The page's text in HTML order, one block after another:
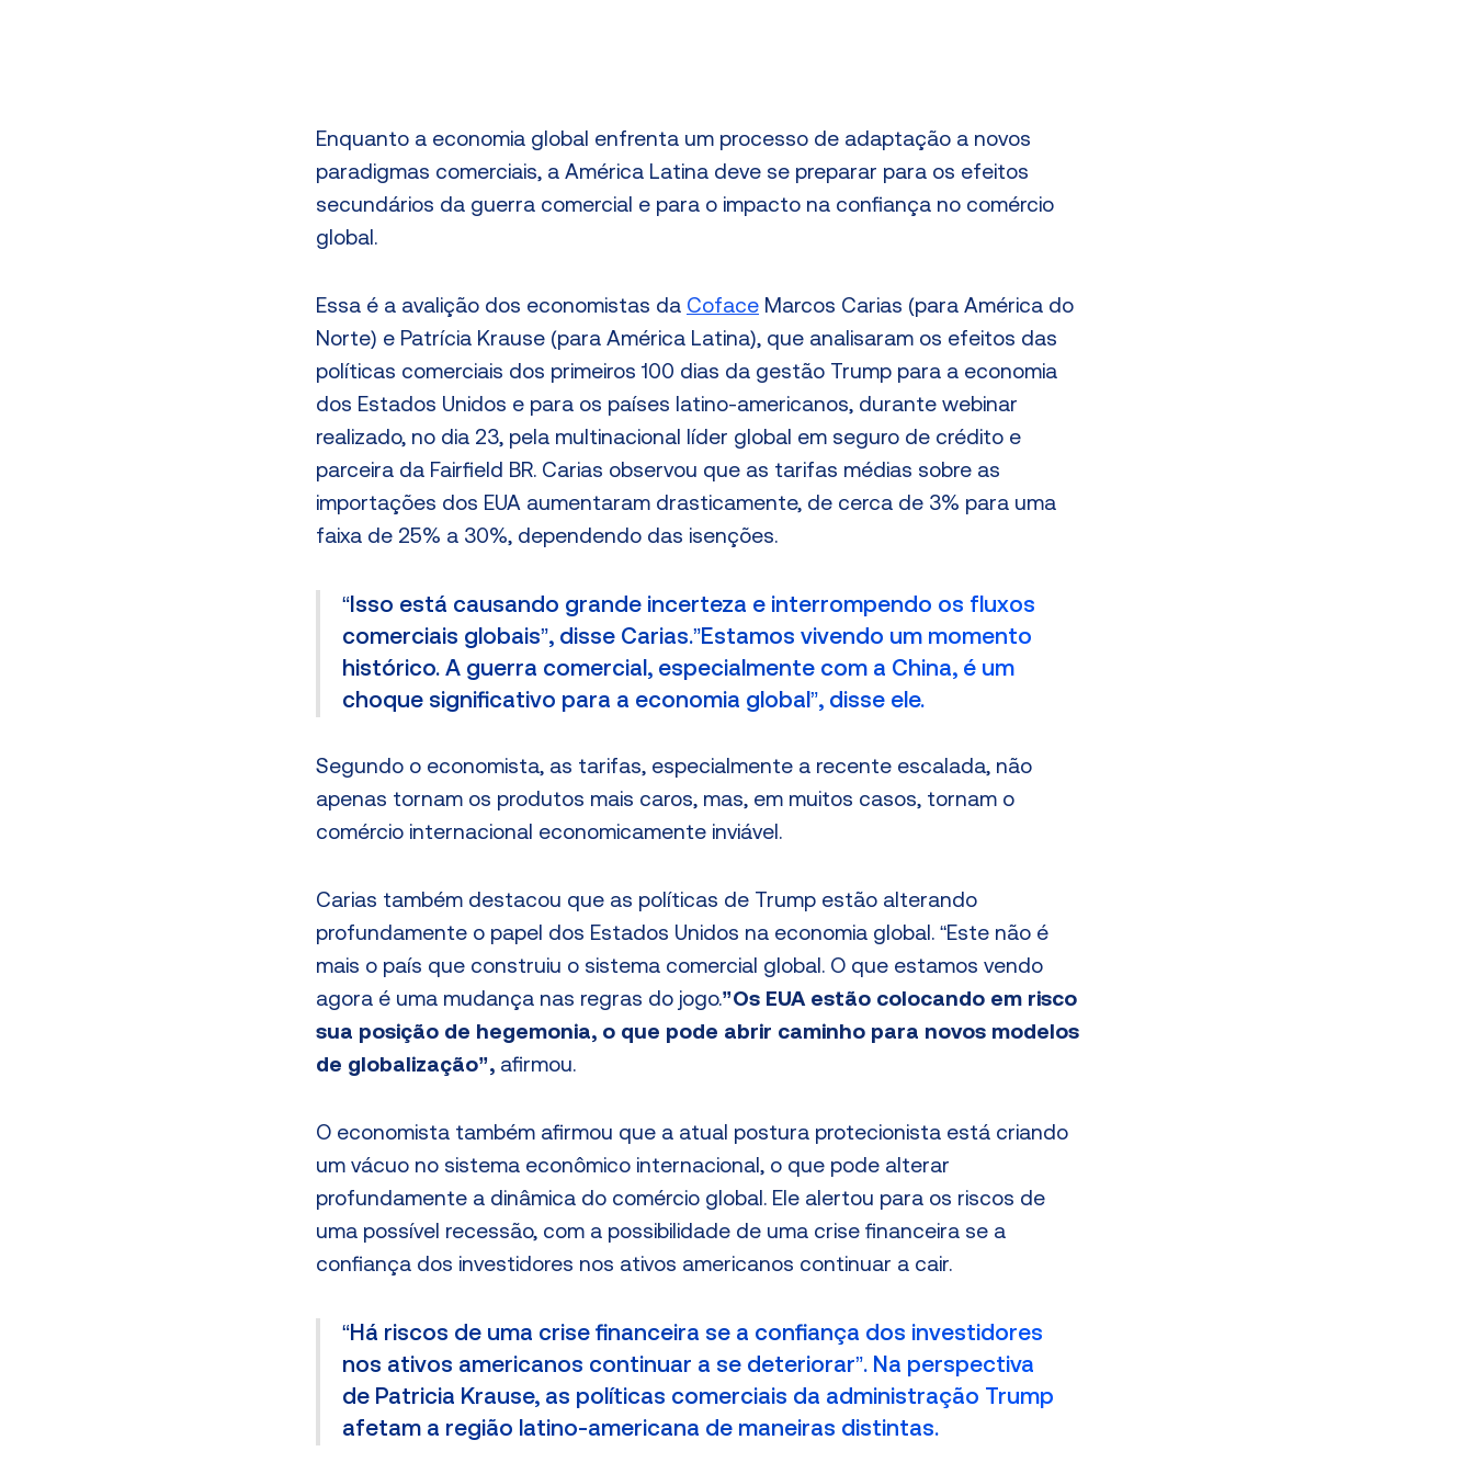
Enquanto a economia global enfrenta um processo de adaptação a novos
paradigmas comerciais, a América Latina deve se preparar para os efeitos
secundários da guerra comercial e para o impacto na confiança no comércio
global.
Essa é a avalição dos economistas da Coface Marcos Carias (para América do
Norte) e Patrícia Krause (para América Latina), que analisaram os efeitos das
políticas comerciais dos primeiros 100 dias da gestão Trump para a economia
dos Estados Unidos e para os países latino-americanos, durante webinar
realizado, no dia 23, pela multinacional líder global em seguro de crédito e
parceira da Fairfield BR. Carias observou que as tarifas médias sobre as
importações dos EUA aumentaram drasticamente, de cerca de 3% para uma
faixa de 25% a 30%, dependendo das isenções.
“Isso está causando grande incerteza e interrompendo os fluxos
comerciais globais”, disse Carias.”Estamos vivendo um momento
histórico. A guerra comercial, especialmente com a China, é um
choque significativo para a economia global”, disse ele.
Segundo o economista, as tarifas, especialmente a recente escalada, não
apenas tornam os produtos mais caros, mas, em muitos casos, tornam o
comércio internacional economicamente inviável.
Carias também destacou que as políticas de Trump estão alterando
profundamente o papel dos Estados Unidos na economia global. “Este não é
mais o país que construiu o sistema comercial global. O que estamos vendo
agora é uma mudança nas regras do jogo.”Os EUA estão colocando em risco
sua posição de hegemonia, o que pode abrir caminho para novos modelos
de globalização”, afirmou.
O economista também afirmou que a atual postura protecionista está criando
um vácuo no sistema econômico internacional, o que pode alterar
profundamente a dinâmica do comércio global. Ele alertou para os riscos de
uma possível recessão, com a possibilidade de uma crise financeira se a
confiança dos investidores nos ativos americanos continuar a cair.
“Há riscos de uma crise financeira se a confiança dos investidores
nos ativos americanos continuar a se deteriorar”. Na perspectiva
de Patricia Krause, as políticas comerciais da administração Trump
afetam a região latino-americana de maneiras distintas.